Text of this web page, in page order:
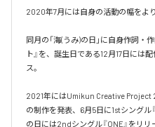
2020年7月には自身の活動の幅をよ
同月の「海(うみ)の日」に自身作詞・
ト』を、誕生日である12月17日には
ス。
2021年にはUmikun Creative Project
の制作を発表、6月5日に1stシングル
の日には2ndシングル『ONE』をリリ